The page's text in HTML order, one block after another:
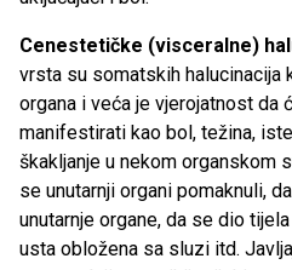
Cenestetičke (visceralne)
vrsta su somatskih halucinacija
organa i veća je vjerojatnost da
manifestirati kao bol, težina,
škakljanje u nekom organskom
se unutarnji organi pomaknuli,
unutarnje organe, da se dio
usta obložena sa sluzi itd.